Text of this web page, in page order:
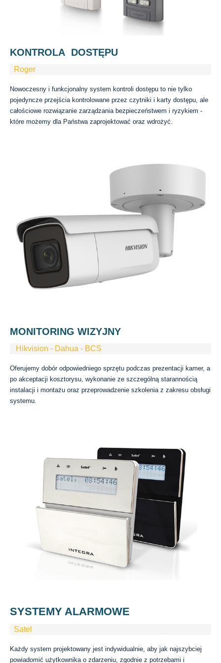
KONTROLA DOSTĘPU
Roger
Nowoczesny i funkcjonalny system kontroli dostępu to nie tylko
pojedyncze przejścia kontrolowane przez czytniki i karty dostępu, ale
całościowe rozwiązanie zarządzania bezpieczeństwem i ryzykiem -
które możemy dla Państwa zaprojektować oraz wdrożyć.
MONITORING WIZYJNY
Hikvision - Dahua - BCS
Oferujemy dobór odpowiedniego sprzętu podczas prezentacji kamer, a
po akceptacji kosztorysu, wykonanie ze szczególną starannością
instalacji i montażu oraz przeprowadzenie szkolenia z zakresu obsługi
systemu.
SYSTEMY ALARMOWE
Satel
Każdy system projektowany jest indywidualnie, aby jak najszybciej
powiadomić użytkownika o zdarzeniu, zgodnie z potrzebami i